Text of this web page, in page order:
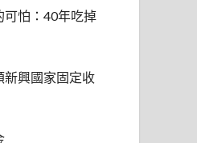
可怕：40年吃掉
新興國家固定收